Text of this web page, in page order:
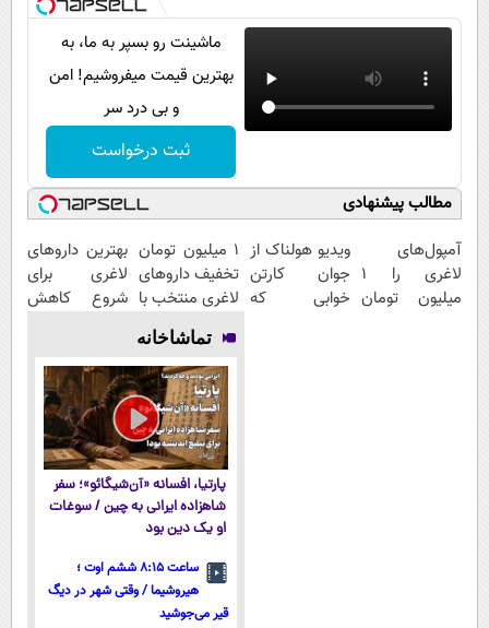
ماشینت رو بسپر به ما، به
بهترین قیمت میفروشیم! امن
و بی درد سر
ثبت درخواست
مطالب پیشنهادی
آمپول‌های
لاغری را ۱
میلیون تومان
ویدیو هولناک از
جوان کارتن
خوابی که
۱ میلیون تومان
تخفیف داروهای
لاغری منتخب با
ارسال از
داروخانه
نزدیکت
بهترین داروهای
لاغری برای
شروع کاهش
نزدیکت!
تماشاخانه
پارتیا، افسانه «آن‌شیگائو»؛ سفر
شاهزاده ایرانی به چین / سوغات
او یک دین بود
ساعت ۸:۱۵ ششم اوت ؛
هیروشیما / وقتی شهر در دیگ
قیر می‌جوشید